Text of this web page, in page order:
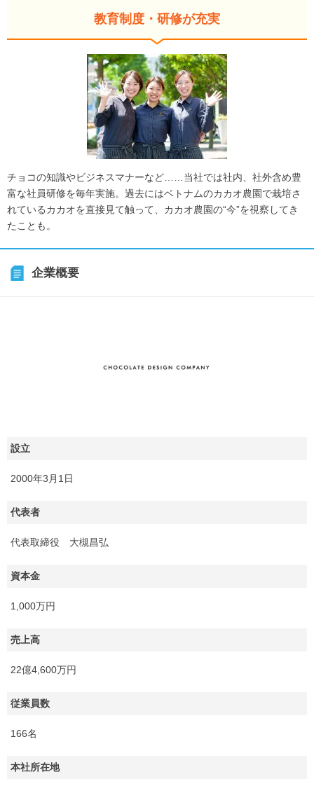
教育制度・研修が充実
チョコの知識やビジネスマナーなど……当社では社内、社外含め豊
富な社員研修を毎年実施。過去にはベトナムのカカオ農園で栽培さ
れているカカオを直接見て触って、カカオ農園の“今”を視察してき
たことも。
企業概要
設立
2000年3月1日
代表者
代表取締役 大槻昌弘
資本金
1,000万円
売上高
22億4,600万円
従業員数
166名
本社所在地